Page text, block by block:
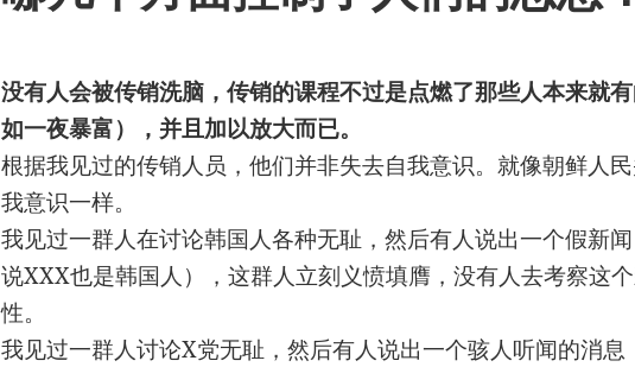
没有人会被传销洗脑，传销的课程不过是点燃了那些人本来就
如一夜暴富），并且加以放大而已。
根据我见过的传销人员，他们并非失去自我意识。就像朝鲜人
我意识一样。
我见过一群人在讨论韩国人各种无耻，然后有人说出一个假新
说XXX也是韩国人），这群人立刻义愤填膺，没有人去考察这
性。
我见过一群人讨论X党无耻，然后有人说出一个骇人听闻的消息